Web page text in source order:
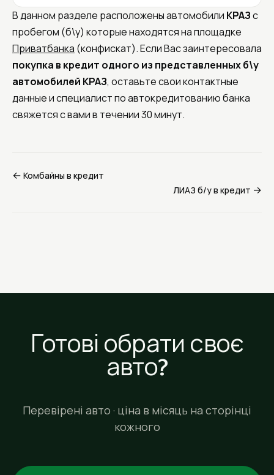
В данном разделе расположены автомобили КРАЗс
пробегом (б\у) которые находятся на площадке
Приватбанка (конфискат). Если Вас заинтересовала
покупка в кредит одного из представленных б\у
автомобилей КРАЗ, оставьте свои контактные
данные и специалист по автокредитованию банка
свяжется с вами в течении 30 минут.
← Комбайны в кредит
ЛИАЗ б/у в кредит →
Готові обрати своє
авто?
Перевірені авто · ціна в місяць на сторінці
кожного